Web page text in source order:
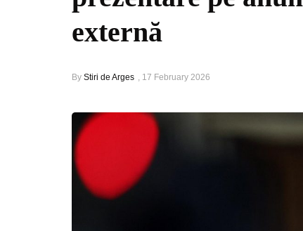
externă
By Stiri de Arges , 17 February 2026